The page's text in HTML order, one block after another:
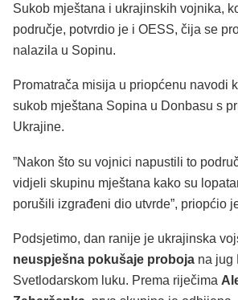
Sukob mještana i ukrajinskih vojnika,
područje, potvrdio je i OESS, čija se
nalazila u Sopinu.
Promatrača misija u priopćenu navodi
sukob mještana Sopina u Donbasu s
Ukrajine.
”Nakon što su vojnici napustili to
vidjeli skupinu mještana kako su
porušili izgrađeni dio utvrde”, priopćio
Podsjetimo, dan ranije je ukrajinska
neuspješna pokušaje proboja na jug
Svetlodarskom luku. Prema riječima